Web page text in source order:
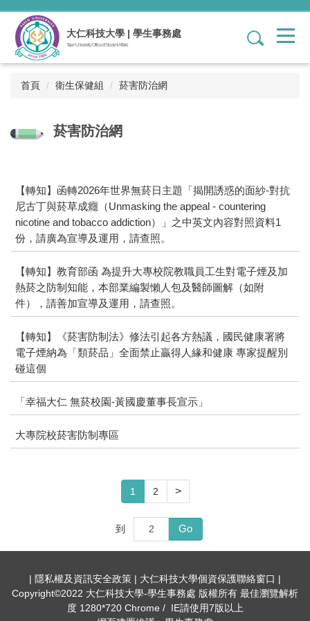
跳
主
要
內
大仁科技大學 | 學生事務處
Tajen University Office of Student Affairs
1
首頁 衛生保健組 菸害防治網
菸害防治網
【轉知】函轉2026年世界無菸日主題「揭開誘惑的面紗-對抗
尼古丁與菸草成癮（Unmasking the appeal - countering
nicotine and tobacco addiction）」之中英文內容對照資料1
份，請廣為宣導及運用，請查照。
【轉知】教育部函 為提升大專校院教職員工生對電子煙及加
熱菸之防制知能，本部業編製懶人包及醫師圖解（如附
件），請善加宣導及運用，請查照。
【轉知】《菸害防制法》修法引起各方熱議，國民健康署將
電子煙納為「類菸品」全面禁止贏得人緣和健康 專家提醒別
碰這個
「幸福大仁 無菸校園-黃國慶董事長宣示」
大專院校菸害防制專區
1 2 >
到 Go
| 隱私權及資訊安全政策 | 大仁科技大學個資保護聯絡窗口 |
Copyright©2022 大仁科技大學-學生事務處 版權所有 最佳瀏覽解析
度 1280*720 Chrome / IE請使用7版以上